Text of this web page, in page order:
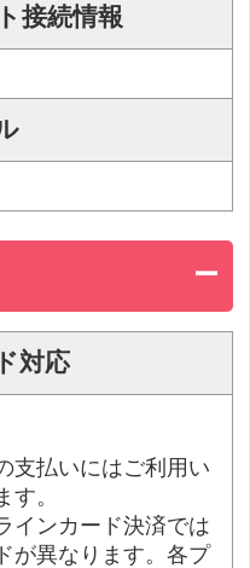
接続情報
対応
支払いにはご利用い
。
インカード決済では
が異なります。各プ